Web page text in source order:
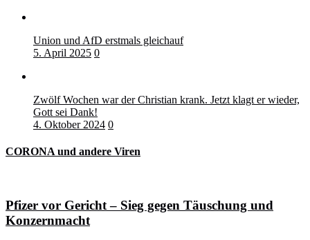
Union und AfD erstmals gleichauf
5. April 2025 0
Zwölf Wochen war der Christian krank. Jetzt klagt er wieder,
Gott sei Dank!
4. Oktober 2024 0
CORONA und andere Viren
Pfizer vor Gericht – Sieg gegen Täuschung und
Konzernmacht